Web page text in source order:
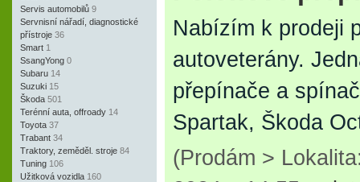
Servis automobilů 9
Servnisní nářadí, diagnostické
přístroje 36
Smart 1
SsangYong 0
Subaru 14
Suzuki 15
Škoda 501
Terénní auta, offroady 14
Toyota 37
Trabant 34
Traktory, zeměděl. stroje 84
Tuning 106
Užitková vozidla 160
Nabízím k prodeji
autoveterány.
přepínače a
Spartak, Škoda
(Prodám >